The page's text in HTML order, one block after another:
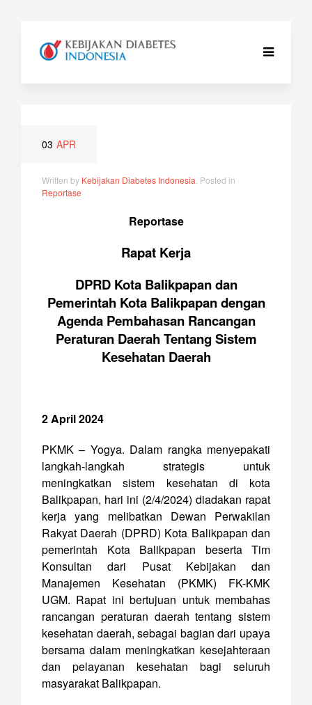
03 APR
Written by Kebijakan Diabetes Indonesia . Posted in
Reportase
Reportase
Rapat Kerja
DPRD Kota Balikpapan dan
Pemerintah Kota Balikpapan dengan
Agenda Pembahasan Rancangan
Peraturan Daerah Tentang Sistem
Kesehatan Daerah
2 April 2024
PKMK – Yogya. Dalam rangka menyepakati
langkah-langkah strategis untuk
meningkatkan sistem kesehatan di kota
Balikpapan, hari ini (2/4/2024) diadakan rapat
kerja yang melibatkan Dewan Perwakilan
Rakyat Daerah (DPRD) Kota Balikpapan dan
pemerintah Kota Balikpapan beserta Tim
Konsultan dari Pusat Kebijakan dan
Manajemen Kesehatan (PKMK) FK-KMK
UGM. Rapat ini bertujuan untuk membahas
rancangan peraturan daerah tentang sistem
kesehatan daerah, sebagai bagian dari upaya
bersama dalam meningkatkan kesejahteraan
dan pelayanan kesehatan bagi seluruh
masyarakat Balikpapan.